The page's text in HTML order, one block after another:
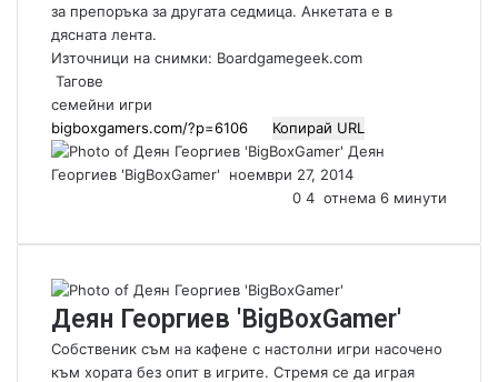
за препоръка за другата седмица. Анкетата е в
дясната лента.
Източници на снимки: Boardgamegeek.com
Тагове
семейни игри
Копирай URL
Деян
Георгиев 'BigBoxGamer'
S
d
n
ноември 27, 2014
0 4 отнема 6 минути
Деян Георгиев 'BigBoxGamer'
Собственик съм на кафене с настолни игри насочено
към хората без опит в игрите. Стремя се да играя